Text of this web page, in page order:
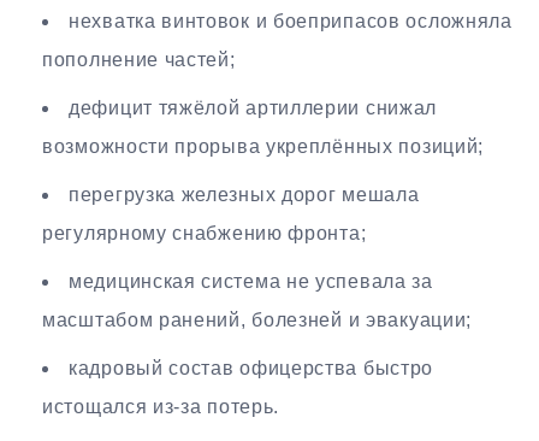
нехватка винтовок и боеприпасов осложняла
пополнение частей;
дефицит тяжёлой артиллерии снижал
возможности прорыва укреплённых позиций;
перегрузка железных дорог мешала
регулярному снабжению фронта;
медицинская система не успевала за
масштабом ранений, болезней и эвакуации;
кадровый состав офицерства быстро
истощался из-за потерь.